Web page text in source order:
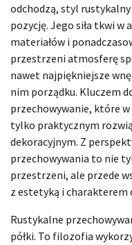
odchodzą, styl
pozycję. Jego siła tkwi
materiałów i
przestrzeni atmosferę
nawet najpiękniejsze
nim porządku. Kluczem
przechowywanie, które
tylko praktycznym
dekoracyjnym. Z
przechowywania to nie
przestrzeni, ale przede
z estetyką i charakterem
Rustykalne
półki. To filozofia